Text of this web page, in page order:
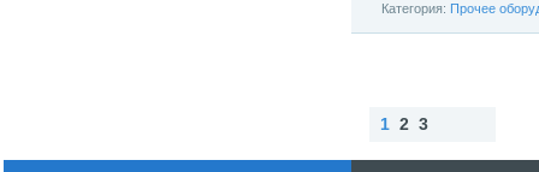
Категория: Прочее
1 2 3